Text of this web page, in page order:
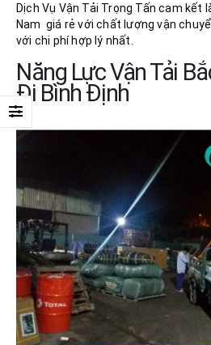
Dịch Vụ Vận Tải Trọng Tấn cam kết
Nam giá rẻ với chất lượng vận
với chi phí hợp lý nhất.
Năng Lực Vận Tải
Đi Bình Định